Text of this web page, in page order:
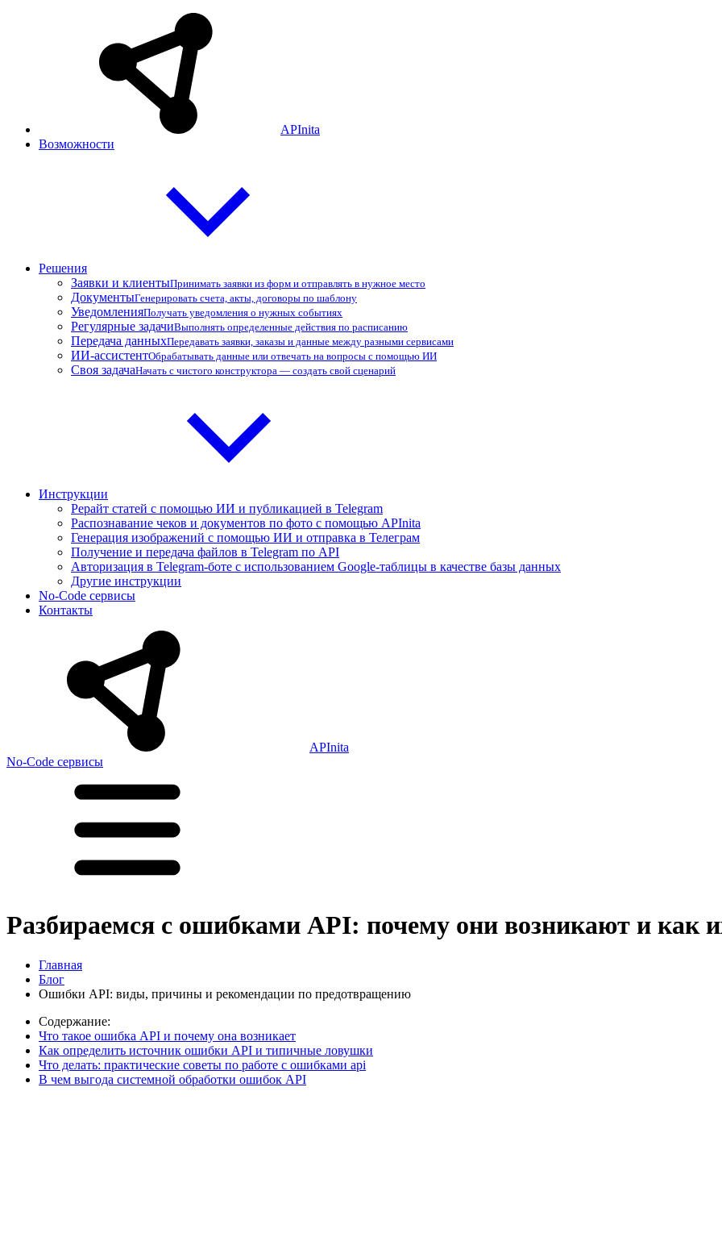
APInita
Возможности
Решения
Заявки и клиентыПринимать заявки из форм и отправлять в нужное место
ДокументыГенерировать счета, акты, договоры по шаблону
УведомленияПолучать уведомления о нужных событиях
Регулярные задачиВыполнять определенные действия по расписанию
Передача данныхПередавать заявки, заказы и данные между разными сервисами
ИИ-ассистентОбрабатывать данные или отвечать на вопросы с помощью ИИ
Своя задачаНачать с чистого конструктора — создать свой сценарий
Инструкции
Рерайт статей с помощью ИИ и публикацией в Telegram
Распознавание чеков и документов по фото с помощью APInita
Генерация изображений с помощью ИИ и отправка в Телеграм
Получение и передача файлов в Telegram по API
Авторизация в Telegram-боте с использованием Google-таблицы в качестве базы данных
Другие инструкции
No-Code сервисы
Контакты
APInita
No-Code сервисы
Разбираемся с ошибками API: почему они возникают и как
Главная
Блог
Ошибки API: виды, причины и рекомендации по предотвращению
Содержание:
Что такое ошибка API и почему она возникает
Как определить источник ошибки API и типичные ловушки
Что делать: практические советы по работе с ошибками api
В чем выгода системной обработки ошибок API